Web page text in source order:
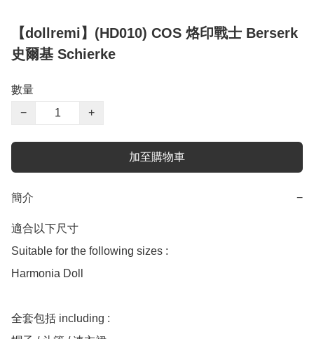
【dollremi】(HD010) COS 烙印戰士 Berserk
史爾基 Schierke
數量
−
+
加至購物車
簡介 −
適合以下尺寸
Suitable for the following sizes :
Harmonia Doll
全套包括 including :